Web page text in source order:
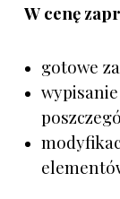
W cenę
gotowe